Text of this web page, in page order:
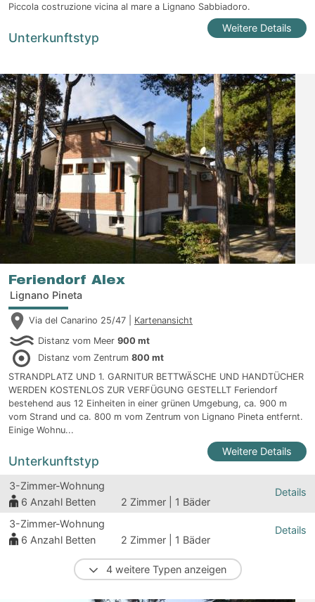
Piccola costruzione vicina al mare a Lignano Sabbiadoro.
Weitere Details
Unterkunftstyp
Feriendorf Alex
Lignano Pineta
Via del Canarino 25/47 | Kartenansicht
Distanz vom Meer 900 mt
Distanz vom Zentrum 800 mt
STRANDPLATZ UND 1. GARNITUR BETTWÄSCHE UND HANDTÜCHER
WERDEN KOSTENLOS ZUR VERFÜGUNG GESTELLT Feriendorf
bestehend aus 12 Einheiten in einer grünen Umgebung, ca. 900 m
vom Strand und ca. 800 m vom Zentrum von Lignano Pineta entfernt.
Einige Wohnu...
Weitere Details
Unterkunftstyp
3-Zimmer-Wohnung
6 Anzahl Betten 2 Zimmer | 1 Bäder
Details
3-Zimmer-Wohnung
6 Anzahl Betten 2 Zimmer | 1 Bäder
Details
4 weitere Typen anzeigen